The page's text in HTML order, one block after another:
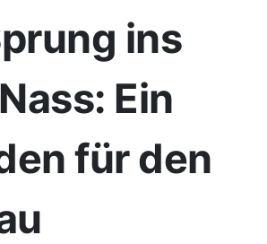
ins
Ein
für den